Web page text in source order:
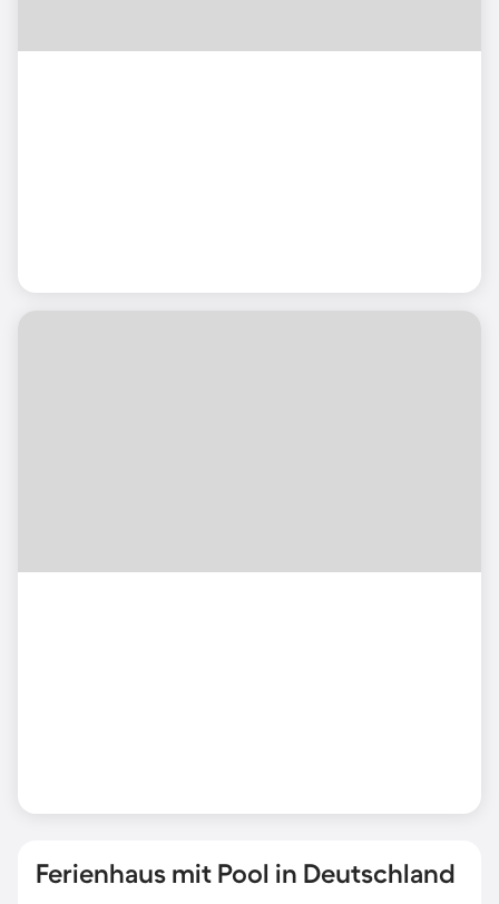
Ferienhaus mit Pool in Deutschland